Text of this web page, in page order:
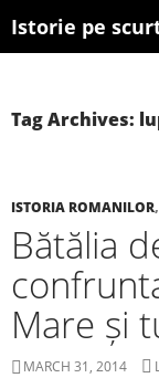
Istorie pe
Search
SKIP TO CONTENT
Tag Archives:
ISTORIA ROMANILOR,
Bătălia
Mare și
MARCH 31, 2014